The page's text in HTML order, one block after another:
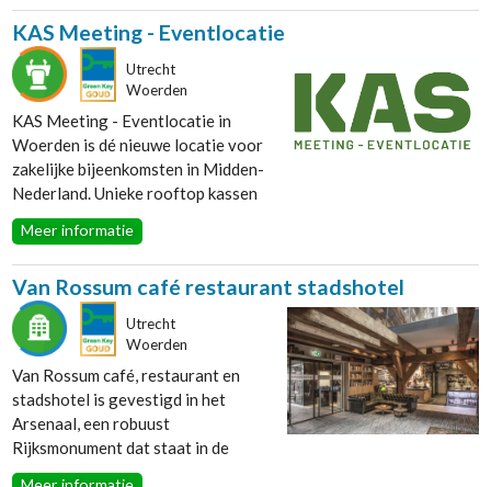
zowel de rustzoeker als de actieve
vakantieganger. Met diverse
faciliteiten zoals een 18-holes
Pitch & Putt golfbaan en een
zwembad is er voor ieder wat wils.
KAS Meeting - Eventlocatie
Utrecht
Woerden
KAS Meeting - Eventlocatie in
Woerden is dé nieuwe locatie voor
zakelijke bijeenkomsten in Midden-
Nederland. Unieke rooftop kassen
op 15 meter hoogte als catering-
en plenaire ruimte. De verdiepingen
daaronder bevatten 12
inspirerende break-out zalen die
van alle gemakken zijn voorzien.
Meer informatie
Van Rossum café restaurant stadshotel
Utrecht
Woerden
Van Rossum café, restaurant en
stadshotel is gevestigd in het
Arsenaal, een robuust
Rijksmonument dat staat in de
historische stadskern van